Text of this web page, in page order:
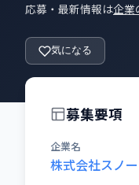
応募・最新情報は企業
気になる
募集要項
企業名
株式会社スノ